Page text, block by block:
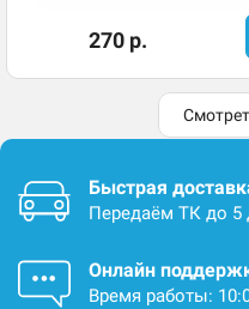
270 р.
Быстрая
Передаём ТК до 5
Онлайн
Время работы: